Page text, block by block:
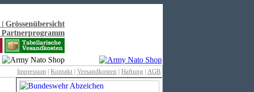
| Grössenübersicht
Partnerprogramm
Impressum | Kontakt | Versandkosten | Haftung | AGB